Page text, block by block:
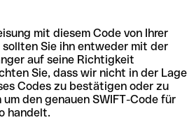
mit diesem Code von Ihrer
sollten Sie ihn entweder mit der
auf seine Richtigkeit
Sie, dass wir nicht in der Lage
Codes zu bestätigen oder zu
den genauen SWIFT-Code für
handelt.